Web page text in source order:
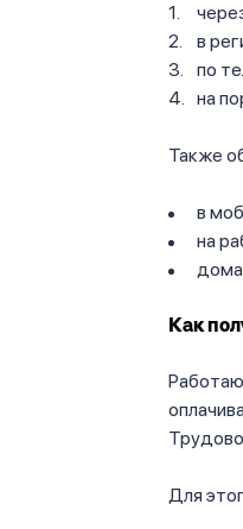
в
по
на
Также
в
на
дома
Как
Для